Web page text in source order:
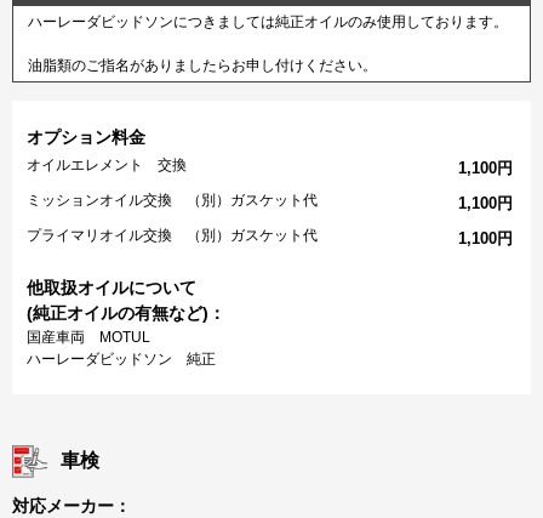
ハーレーダビッドソンにつきましては純正オイルのみ使用しております。
油脂類のご指名がありましたらお申し付けください。
オプション料金
オイルエレメント 交換 1,100円
ミッションオイル交換 （別）ガスケット代 1,100円
プライマリオイル交換 （別）ガスケット代 1,100円
他取扱オイルについて
(純正オイルの有無など)：
国産車両 MOTUL
ハーレーダビッドソン 純正
車検
対応メーカー：